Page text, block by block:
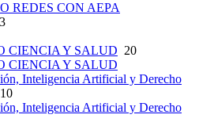
REDES CON AEPA
CIENCIA Y SALUD 20
CIENCIA Y SALUD
Inteligencia Artificial y Derecho
10
Inteligencia Artificial y Derecho